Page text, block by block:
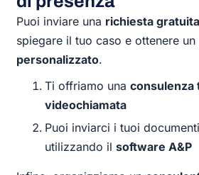
Puoi inviare una richiesta gratuita
spiegare il tuo caso e ottenere un
personalizzato.
Ti offriamo unaconsulenza
videochiamata
Puoi inviarci i tuoi
utilizzando ilsoftware A&P